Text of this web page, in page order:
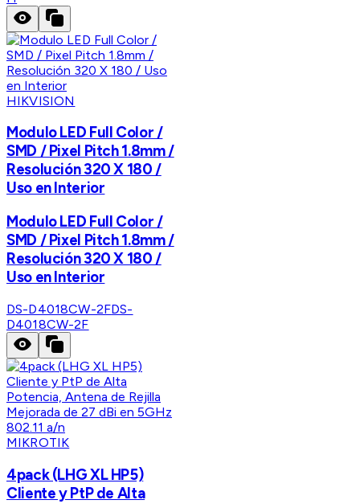
HIKVISION
Modulo LED Full Color /
SMD / Pixel Pitch 1.8mm /
Resolución 320 X 180 /
Uso en Interior
Modulo LED Full Color /
SMD / Pixel Pitch 1.8mm /
Resolución 320 X 180 /
Uso en Interior
DS-D4018CW-2FDS-
D4018CW-2F
MIKROTIK
4pack (LHG XL HP5)
Cliente y PtP de Alta